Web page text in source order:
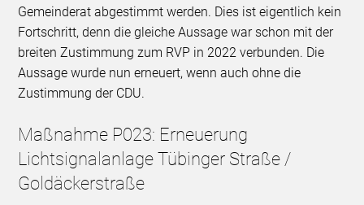
Gemeinderat abgestimmt werden. Dies ist eigentlich kein
Fortschritt, denn die gleiche Aussage war schon mit der
breiten Zustimmung zum RVP in 2022 verbunden. Die
Aussage wurde nun erneuert, wenn auch ohne die
Zustimmung der CDU.
Maßnahme P023: Erneuerung
Lichtsignalanlage Tübinger Straße /
Goldäckerstraße